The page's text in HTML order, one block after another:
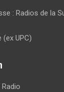
: Radios de la
(ex UPC)